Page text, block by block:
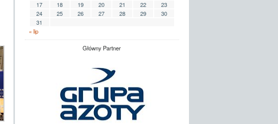
17
18 19 20 21 22
23
24
25 26 27 28 29
30
31
« lip
Główny Partner